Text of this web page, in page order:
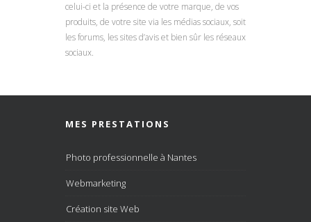
celui-ci et la présence de votre marque, de vos
produits, de votre site via les médias sociaux, soit
les forums, les sites d’avis et bien sûr les réseaux
sociaux.
MES PRESTATIONS
Photo professionnelle à Nantes
Webmarketing
Création site Web